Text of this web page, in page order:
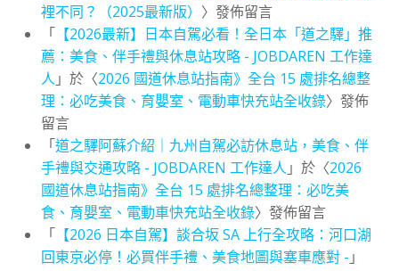
裡不同？（2025最新版） 〉發佈留言
「 【2026最新】日本自駕必看！全日本「道之驛」推
薦：美食、伴手禮與休息站攻略 - JOBDAREN 工作達
人 」於〈2026 國道休息站指南》全台 15 處排名總整
理：必吃美食、育嬰室、電動車快充站全收錄〉發佈
留言
「道之驛阿蘇介紹｜九州自駕必訪休息站，美食、伴
手禮與交通攻略 - JOBDAREN 工作達人 」於〈2026
國道休息站指南》全台 15 處排名總整理：必吃美
食、育嬰室、電動車快充站全收錄〉發佈留言
「 【2026 日本自駕】談合坂 SA 上行全攻略：河口湖
回東京必停！必買伴手禮、美食地圖與塞車應對 - 」